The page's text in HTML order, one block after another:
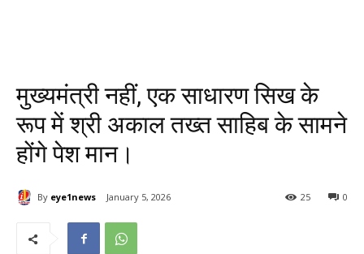
मुख्यमंत्री नहीं, एक साधारण सिख के
रूप में श्री अकाल तख्त साहिब के सामने
होंगे पेश मान।
By eye1news January 5, 2026 0
25